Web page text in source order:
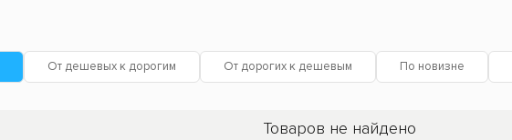
От дешевых к дорогим От дорогих к дешевым По новизне
Товаров не найдено